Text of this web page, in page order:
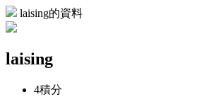
laising的資料
laising
4積分